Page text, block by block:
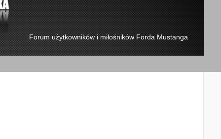
Forum użytkowników i miłośników Forda Mustanga